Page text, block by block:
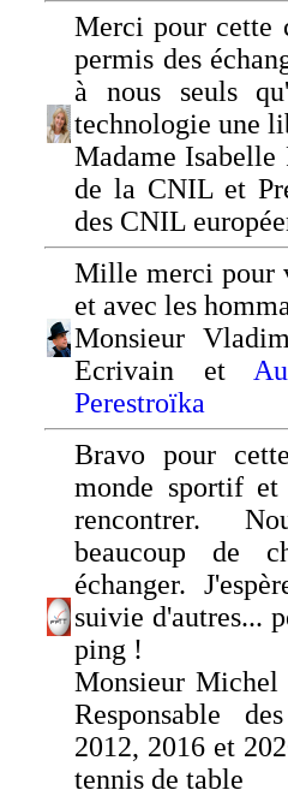
Merci pour cette
permis des
à nous seuls
technologie une
Madame Isabelle
de la CNIL et
des CNIL
Mille merci pour
et avec les
Monsieur
Ecrivain et
Perestroïka
Bravo pour
monde sportif
rencontrer.
beaucoup de
échanger.
suivie d'autres...
ping !
Monsieur
Responsable
2012, 2016 et
tennis de table